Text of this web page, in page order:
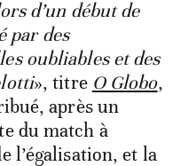
d’un début de
par des
oubliables et des
», titre O Globo,
après un
du match à
l’égalisation, et la